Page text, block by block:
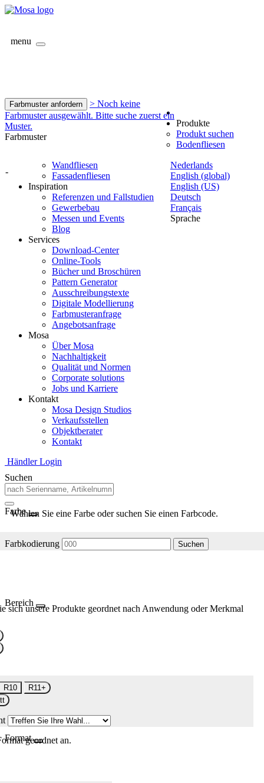
menu
Farbmuster anfordern
> Noch keine
Farbmuster ausgewählt. Bitte suche zuerst ein
Muster.
Farbmuster
-
Nederlands
English (global)
English (US)
Deutsch
Français
Sprache
Produkte
Produkt suchen
Bodenfliesen
Wandfliesen
Fassadenfliesen
Inspiration
Referenzen und Fallstudien
Gewerbebau
Messen und Events
Blog
Services
Download-Center
Online-Tools
Bücher und Broschüren
Pattern Generator
Ausschreibungstexte
Digitale Modellierung
Farbmusteranfrage
Angebotsanfrage
Mosa
Über Mosa
Nachhaltigkeit
Qualität und Normen
Corporate solutions
Jobs und Karriere
Kontakt
Mosa Design Studios
Verkaufsstellen
Objektberater
Kontakt
Händler Login
Suchen
Farbe
Wählen Sie eine Farbe oder suchen Sie einen Farbcode.
Farbkodierung Suchen
Bereich
sich unsere Produkte geordnet nach Anwendung oder Merkmal
R10
R11+
Formatgeordnet an.